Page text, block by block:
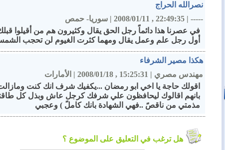
نصرالله الحراج
-----
|
22:49:35 , 2008/01/11
|سوريا- حمص
في عصرنا هذا دائماً رجل الحق يقال وكثيرون هم من أقيلوا
أول رجل علم وعمل يقال ومهما كثرت الغيوم لن تحجب الشمس
هكذا مصير الشرفاء
مهندس مصري |
15:25:31 , 2008/01/18
| الأمارات
اقولك حاجة يا اخي ابو رمضان ...يكفيك شرف انك كنت
بانهم اقالوك ليحافظون علي شرفك كرجل عاش وبذل كل
مذمتي من ناقصً ..فهي الشهادة بانك كاملً ) وعجبي
هل ترغب في التعليق على الموضوع ؟